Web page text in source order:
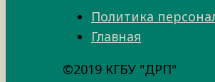
Политика
Главная
©2019 КГБУ "ДРП"